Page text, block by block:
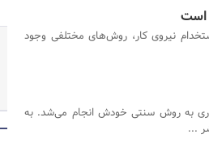
است
نیروی کار، روش‌های مختلفی وجود
به روش‌ سنتی خودش انجام می‌شد. به
...